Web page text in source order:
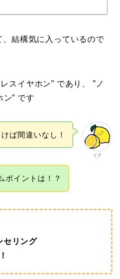
結構気に入っているので
スイヤホン” であり、 ”ノ
ン” です
イチ
ば間違いなし！
ポイントは！？
セリング